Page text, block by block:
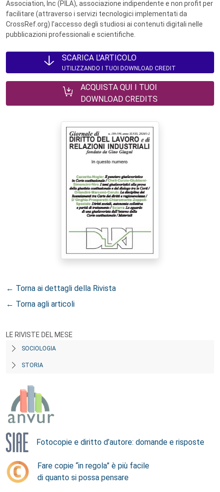
Association, Inc (PILA), associazione indipendente e non profit per
facilitare (attraverso i servizi tecnologici implementati da
CrossRef.org) l’accesso degli studiosi ai contenuti digitali nelle
pubblicazioni professionali e scientifiche.
SCARICA L'ARTICOLO
UTILIZZANDO I TUOI DOWNLOAD CREDIT
ACQUISTA QUI I TUOI
DOWNLOAD CREDITS
← Torna ai dettagli della Rivista
← Torna agli articoli
LE RIVISTE DEL MESE
SOCIOLOGIA
STORIA
Fotocopie e diritto d’autore: domande e risposte
Fare copie “in regola” è più facile
di quanto si possa pensare